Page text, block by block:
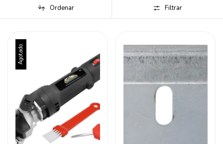
Ordenar Filtrar
Agotado